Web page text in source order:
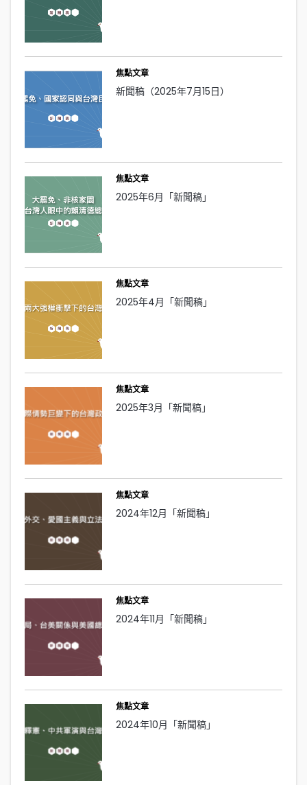
焦點文章
新聞稿（2025年7月15日）
焦點文章
2025年6月「新聞稿」
焦點文章
2025年4月「新聞稿」
焦點文章
2025年3月「新聞稿」
焦點文章
2024年12月「新聞稿」
焦點文章
2024年11月「新聞稿」
焦點文章
2024年10月「新聞稿」